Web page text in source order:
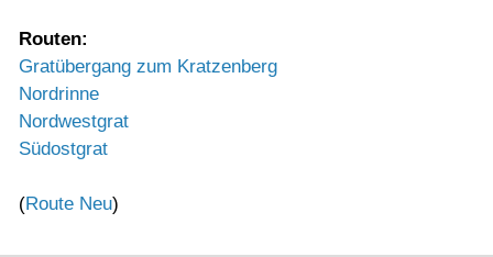
Routen:
Gratübergang zum Kratzenberg
Nordrinne
Nordwestgrat
Südostgrat
(Route Neu)